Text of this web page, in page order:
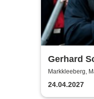
Gerhard
Orgel &
weit am
Markkleeberg,
24.04.2027